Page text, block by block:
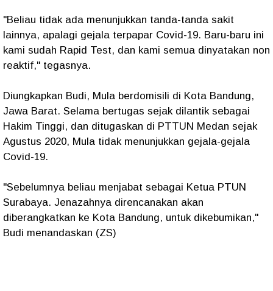
"Beliau tidak ada menunjukkan tanda-tanda sakit
lainnya, apalagi gejala terpapar Covid-19. Baru-baru ini
kami sudah Rapid Test, dan kami semua dinyatakan non
reaktif," tegasnya.
Diungkapkan Budi, Mula berdomisili di Kota Bandung,
Jawa Barat. Selama bertugas sejak dilantik sebagai
Hakim Tinggi, dan ditugaskan di PTTUN Medan sejak
Agustus 2020, Mula tidak menunjukkan gejala-gejala
Covid-19.
"Sebelumnya beliau menjabat sebagai Ketua PTUN
Surabaya. Jenazahnya direncanakan akan
diberangkatkan ke Kota Bandung, untuk dikebumikan,"
Budi menandaskan (ZS)